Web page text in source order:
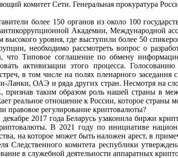
комитет Сети. Генеральная прокуратура
более 150 органовиз около 100
Академии, Международной
высокого уровня, где выступили более 50
необходимо рассмотреть вопрос о
что Типовое соглашение по обмену
активизации этого процесса. Голосованию
в том числена полях пленарного
Ланки, ОАЭ и ряда других стран. Несмотря на
признав таким образом роль нашей страны в
реальное отношение к России, которое страны
правовое регулирование криптовалюты?
2017 годаБеларусь узаконила биржи
В 2021 году по инициативе
на которое может быть наложен арест, в
Следственного комитета республики
в служебной деятельности аппаратных